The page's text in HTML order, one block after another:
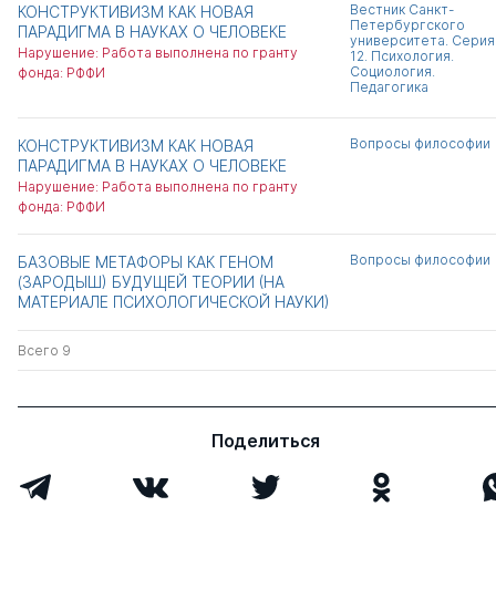
КОНСТРУКТИВИЗМ КАК НОВАЯ
ПАРАДИГМА В НАУКАХ О ЧЕЛОВЕКЕ
Нарушение: Работа выполнена по гранту
фонда: РФФИ
Вестник Санкт-
Петербургского
университета. Серия
12. Психология.
Социология.
Педагогика
КОНСТРУКТИВИЗМ КАК НОВАЯ
ПАРАДИГМА В НАУКАХ О ЧЕЛОВЕКЕ
Нарушение: Работа выполнена по гранту
фонда: РФФИ
Вопросы философии
БАЗОВЫЕ МЕТАФОРЫ КАК ГЕНОМ
(ЗАРОДЫШ) БУДУЩЕЙ ТЕОРИИ (НА
МАТЕРИАЛЕ ПСИХОЛОГИЧЕСКОЙ НАУКИ)
Вопросы философии
Всего 9
Поделиться